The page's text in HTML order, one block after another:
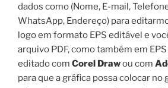
dados como (Nome, E-mail,
WhatsApp, Endereço) para
logo em formato EPS editável e
arquivo PDF, como também em
editado com Corel Drawou com
para que a gráfica possa colocar no